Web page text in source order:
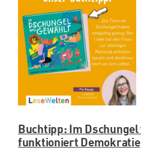
Spenden
Projekte
Buchtipp: Im
funktioniert Demokratie